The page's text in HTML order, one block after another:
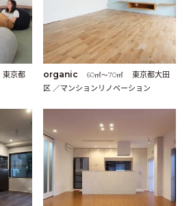
東京都
organic 60㎡〜70㎡
東京都大田
区 ／マンションリノベーション